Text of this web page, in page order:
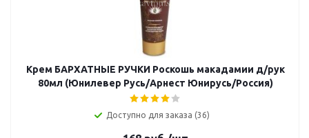
Крем БАРХАТНЫЕ РУЧКИ Роскошь макадамии д/рук
80мл (Юнилевер Русь/Арнест Юнирусь/Россия)
Доступно для заказа (36)